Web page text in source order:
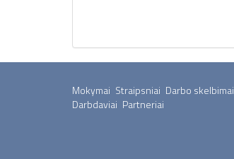
Mokymai Straipsniai Darbo skelbimai
Darbdaviai Partneriai